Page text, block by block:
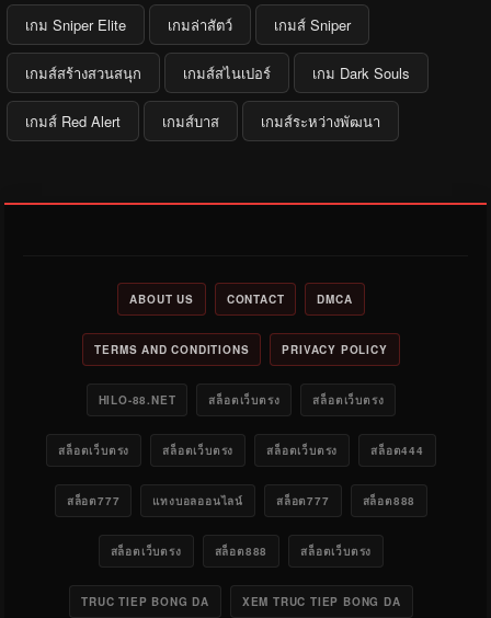
เกม Sniper Elite เกมล่าสัตว์ เกมส์ Sniper
เกมส์สร้างสวนสนุก เกมส์สไนเปอร์ เกม Dark Souls
เกมส์ Red Alert เกมส์บาส เกมส์ระหว่างพัฒนา
ABOUT US CONTACT DMCA
TERMS AND CONDITIONS PRIVACY POLICY
HILO-88.NET สล็อตเว็บตรง สล็อตเว็บตรง
สล็อตเว็บตรง สล็อตเว็บตรง สล็อตเว็บตรง สล็อต444
สล็อต777 แทงบอลออนไลน์ สล็อต777 สล็อต888
สล็อตเว็บตรง สล็อต888 สล็อตเว็บตรง
TRUC TIEP BONG DA XEM TRUC TIEP BONG DA